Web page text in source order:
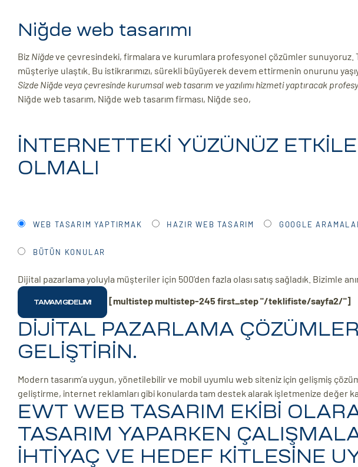
Niğde web tasarımı
Biz Niğdeve çevresindeki, firmalara ve kurumlara profesyonel çözümler sunuyoruz.
müşteriye ulaştık. Bu istikrarımızı, sürekli büyüyerek devem ettirmenin onurunu
Sizde Niğde veya çevresinde kurumsal web tasarım ve yazılımı hizmeti yaptıracak
Niğde web tasarım, Niğde web tasarım firması, Niğde seo,
İNTERNETTEKİ YÜZÜNÜZ
OLMALI
WEB TASARIM YAPTIRMAK HAZIR WEB TASARIM GOOGLE
BÜTÜN KONULAR
Dijital pazarlama yoluyla müşteriler için 500'den fazla olası satış sağladık. Bizimle
[multistep multistep-245 first_step "/teklifiste/sayfa2/"]
DİJİTAL PAZARLAMA
GELİŞTİRİN.
Modern tasarım’a uygun, yönetilebilir ve mobil uyumlu web siteniz için gelişmiş
geliştirme, internet reklamları gibi konularda tam destek alarak işletmenize değer
EWT WEB TASARIM EKİBİ
TASARIM YAPARKEN
İHTİYAÇ VE HEDEF KİTLESİNE